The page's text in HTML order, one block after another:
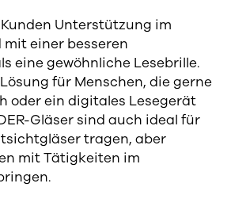
Unterstützung im
einer besseren
eine gewöhnliche Lesebrille.
für Menschen, die gerne
oder ein digitales Lesegerät
Gläser sind auch ideal für
tragen, aber
mit Tätigkeiten im